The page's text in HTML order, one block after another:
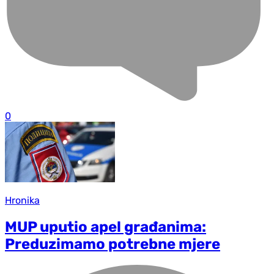
0
Hronika
MUP uputio apel građanima:
Preduzimamo potrebne mjere